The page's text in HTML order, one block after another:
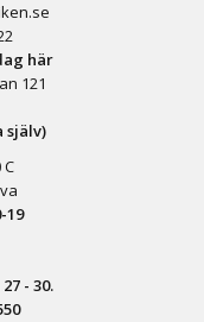
här
121
själv)
19
- 30.
0